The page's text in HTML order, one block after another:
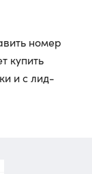
номер
купить
и с лид-